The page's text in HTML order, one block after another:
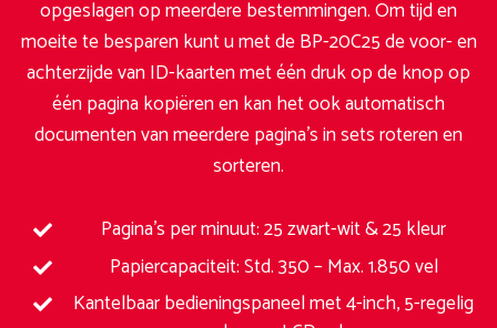
opgeslagen op meerdere bestemmingen. Om tijd en
moeite te besparen kunt u met de BP-20C25 de voor- en
achterzijde van ID-kaarten met één druk op de knop op
één pagina kopiëren en kan het ook automatisch
documenten van meerdere pagina’s in sets roteren en
sorteren.
Pagina’s per minuut: 25 zwart-wit & 25 kleur
Papiercapaciteit: Std. 350 – Max. 1.850 vel
Kantelbaar bedieningspaneel met 4-inch, 5-regelig